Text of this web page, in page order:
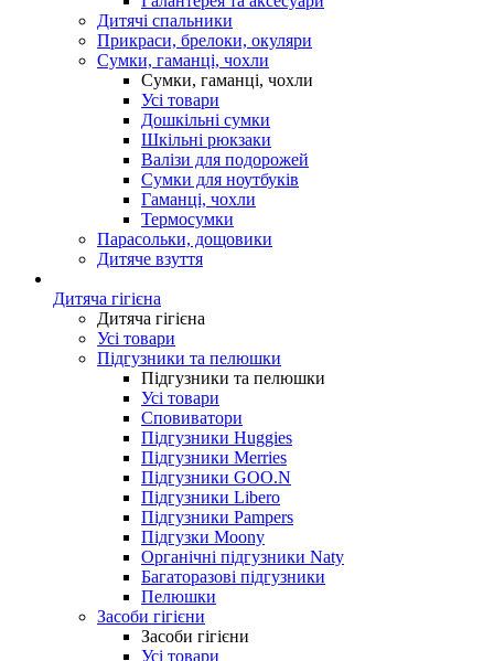
Дитячі спальники
Прикраси, брелоки, окуляри
Сумки, гаманці, чохли
Сумки, гаманці, чохли
Усі товари
Дошкільні сумки
Шкільні рюкзаки
Валізи для подорожей
Сумки для ноутбуків
Гаманці, чохли
Термосумки
Парасольки, дощовики
Дитяче взуття
Дитяча гігієна
Дитяча гігієна
Усі товари
Підгузники та пелюшки
Підгузники та пелюшки
Усі товари
Сповиватори
Підгузники Huggies
Підгузники Merries
Підгузники GOO.N
Підгузники Libero
Підгузники Pampers
Підгузки Moony
Органічні підгузники Naty
Багаторазові підгузники
Пелюшки
Засоби гігієни
Засоби гігієни
Усі товари